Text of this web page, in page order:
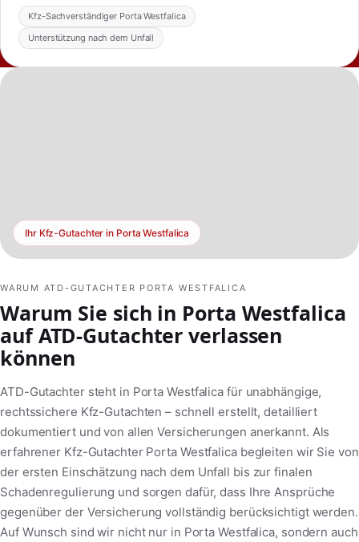
Kfz-Sachverständiger Porta Westfalica
Unterstützung nach dem Unfall
Ihr Kfz-Gutachter in Porta Westfalica
WARUM ATD-GUTACHTER PORTA WESTFALICA
Warum Sie sich in Porta Westfalica
auf ATD-Gutachter verlassen
können
ATD-Gutachter steht in Porta Westfalica für unabhängige,
rechtssichere Kfz-Gutachten – schnell erstellt, detailliert
dokumentiert und von allen Versicherungen anerkannt. Als
erfahrener Kfz-Gutachter Porta Westfalica begleiten wir Sie von
der ersten Einschätzung nach dem Unfall bis zur finalen
Schadenregulierung und sorgen dafür, dass Ihre Ansprüche
gegenüber der Versicherung vollständig berücksichtigt werden.
Auf Wunsch sind wir nicht nur in Porta Westfalica, sondern auch